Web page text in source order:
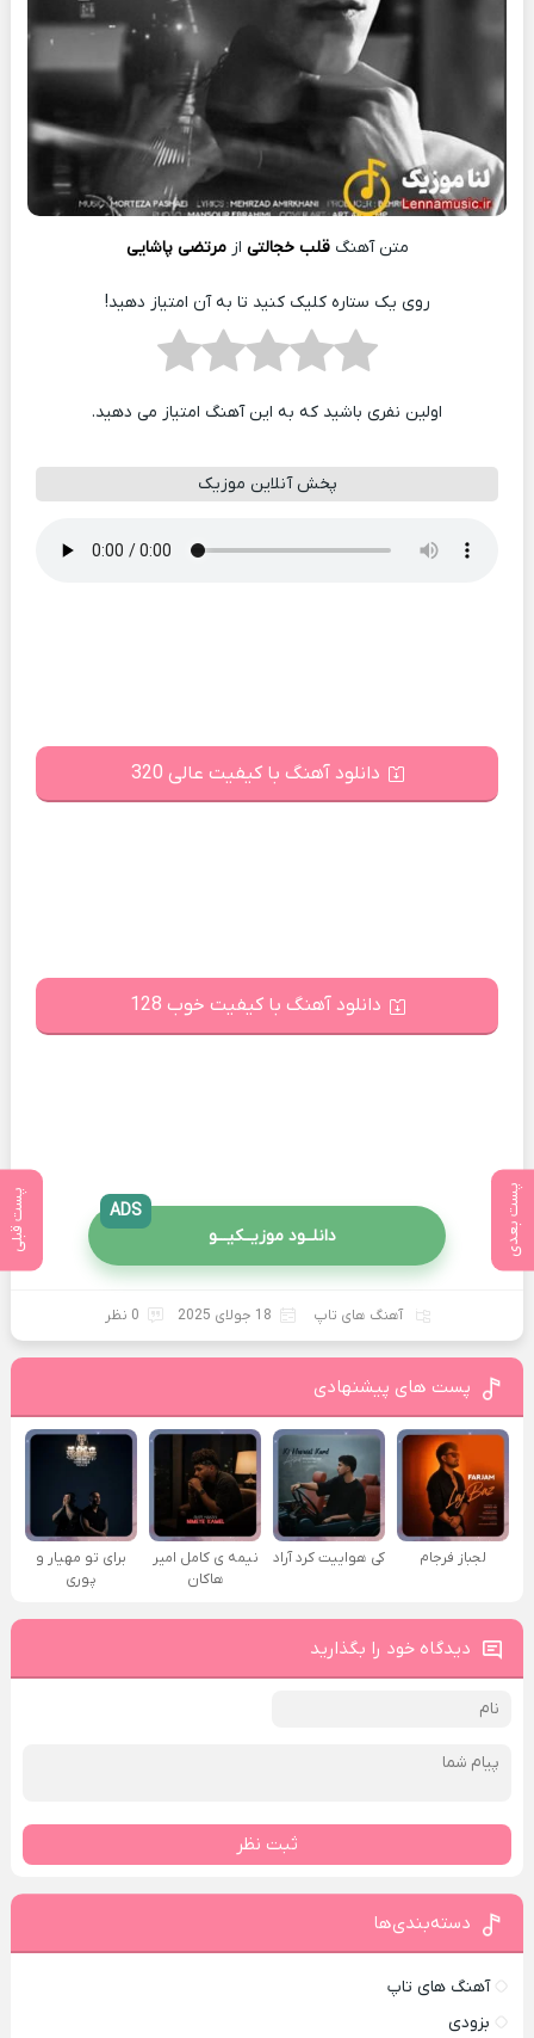
پست بعدی پست قبلی
متن آهنگقلب خجالتی ازمرتضی پاشایی
روی یک ستاره کلیک کنید تا به آن امتیاز دهید!
اولین نفری باشید که به این آهنگ امتیاز می دهید.
پخش آنلاین موزیک
دانلود آهنگ با کیفیت عالی 320
دانلود آهنگ با کیفیت خوب 128
دانلــود موزیــکیـــو
ADS
آهنگ های تاپ 18 جولای 2025 0 نظر
پست های پیشنهادی
لجباز فرجام کی هواییت کرد آراد
نیمه ی کامل امیر
هاکان
برای تو مهیار و
پوری
دیدگاه خود را بگذارید
ثبت نظر
دسته‌بندی‌ها
آهنگ های تاپ
بزودی